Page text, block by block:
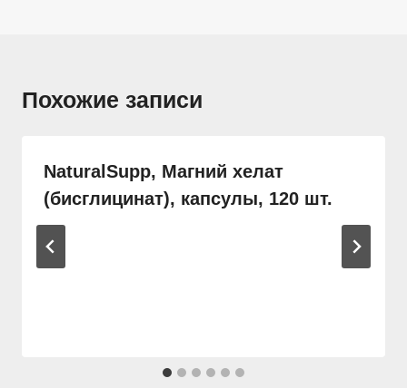
Похожие записи
NaturalSupp, Магний хелат
(бисглицинат), капсулы, 120 шт.